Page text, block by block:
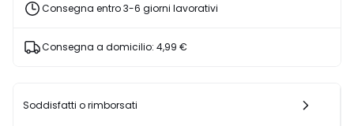
Consegna entro 3-6 giorni lavorativi
Consegna a domicilio: 4,99 €
Soddisfatti o rimborsati